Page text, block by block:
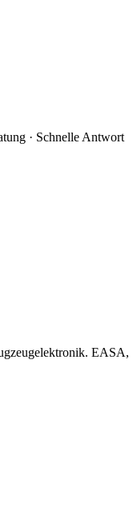
· Schnelle Antwort
EASA,